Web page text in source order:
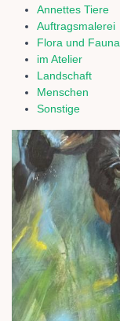
Annettes Tiere
Auftragsmalerei
Flora und Fauna
im Atelier
Landschaft
Menschen
Sonstige